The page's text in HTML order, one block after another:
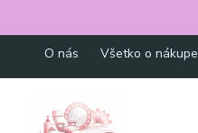
O nás Všetko o nákupe